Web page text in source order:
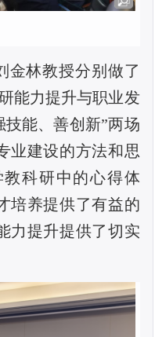
金林教授分别做了
能力提升与职业发
技能、善创新”两场
业建设的方法和思
科研中的心得体
培养提供了有益的
力提升提供了切实